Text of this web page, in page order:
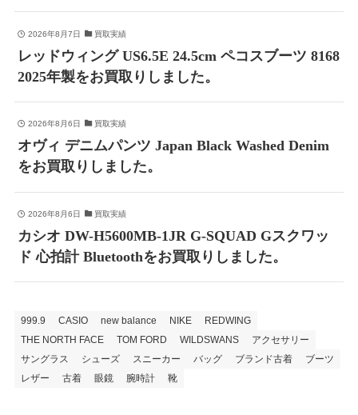
2026年8月7日 買取実績
レッドウィング US6.5E 24.5cm ペコスブーツ 8168
2025年製をお買取りしました。
2026年8月6日 買取実績
オヴィ デニムパンツ Japan Black Washed Denim
をお買取りしました。
2026年8月6日 買取実績
カシオ DW-H5600MB-1JR G-SQUAD Gスクワッ
ド 心拍計 Bluetoothをお買取りしました。
999.9 CASIO new balance NIKE
REDWING
THE NORTH FACE
TOM FORD WILDSWANS
アクセサリー
サングラス
シューズ スニーカー バッグ ブランド古着
ブーツ
レザー
古着 眼鏡 腕時計 靴